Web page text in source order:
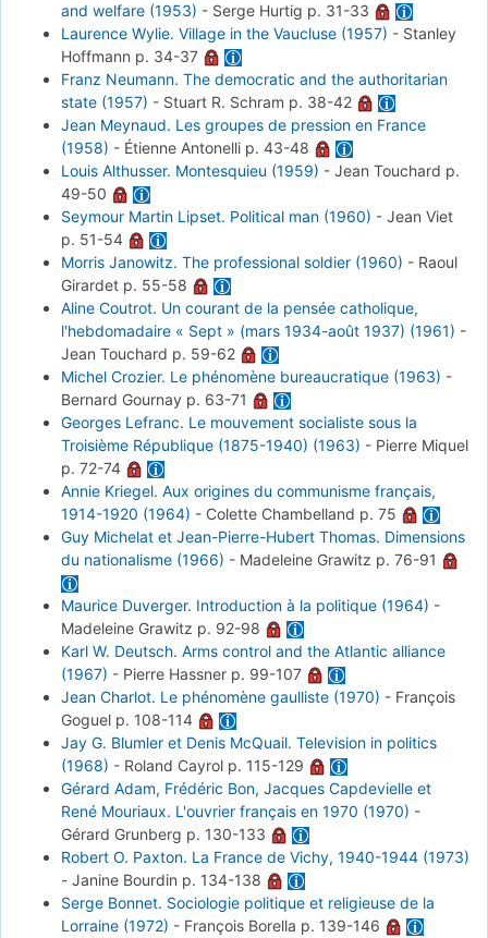
and welfare (1953) - Serge Hurtig p. 31-33
Laurence Wylie. Village in the Vaucluse (1957) - Stanley
Hoffmann p. 34-37
Franz Neumann. The democratic and the authoritarian
state (1957) - Stuart R. Schram p. 38-42
Jean Meynaud. Les groupes de pression en France
(1958) - Étienne Antonelli p. 43-48
Louis Althusser. Montesquieu (1959) - Jean Touchard p.
49-50
Seymour Martin Lipset. Political man (1960) - Jean Viet
p. 51-54
Morris Janowitz. The professional soldier (1960) - Raoul
Girardet p. 55-58
Aline Coutrot. Un courant de la pensée catholique,
l'hebdomadaire « Sept » (mars 1934-août 1937) (1961) -
Jean Touchard p. 59-62
Michel Crozier. Le phénomène bureaucratique (1963) -
Bernard Gournay p. 63-71
Georges Lefranc. Le mouvement socialiste sous la
Troisième République (1875-1940) (1963) - Pierre Miquel
p. 72-74
Annie Kriegel. Aux origines du communisme français,
1914-1920 (1964) - Colette Chambelland p. 75
Guy Michelat et Jean-Pierre-Hubert Thomas. Dimensions
du nationalisme (1966) - Madeleine Grawitz p. 76-91
Maurice Duverger. Introduction à la politique (1964) -
Madeleine Grawitz p. 92-98
Karl W. Deutsch. Arms control and the Atlantic alliance
(1967) - Pierre Hassner p. 99-107
Jean Charlot. Le phénomène gaulliste (1970) - François
Goguel p. 108-114
Jay G. Blumler et Denis McQuail. Television in politics
(1968) - Roland Cayrol p. 115-129
Gérard Adam, Frédéric Bon, Jacques Capdevielle et
René Mouriaux. L'ouvrier français en 1970 (1970) -
Gérard Grunberg p. 130-133
Robert O. Paxton. La France de Vichy, 1940-1944 (1973)
- Janine Bourdin p. 134-138
Serge Bonnet. Sociologie politique et religieuse de la
Lorraine (1972) - François Borella p. 139-146